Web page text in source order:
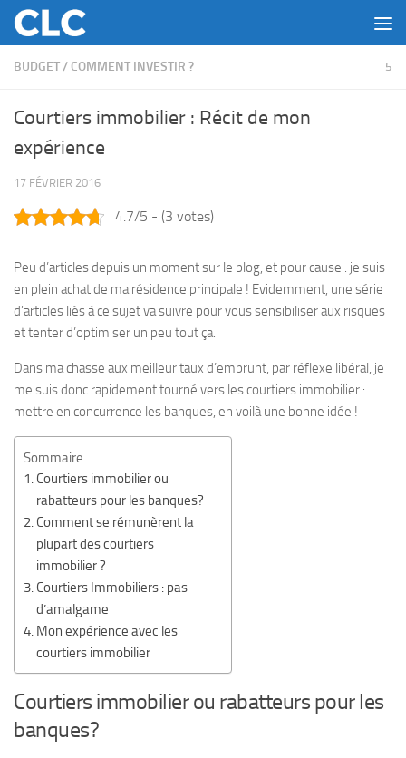
Skip to content
BUDGET/ COMMENT INVESTIR ? 5
Courtiers immobilier : Récit de mon
expérience
17 FÉVRIER 2016
4.7/5 - (3 votes)
Peu d’articles depuis un moment sur le blog, et pour cause : je suis
en plein achat de ma résidence principale ! Evidemment, une série
d’articles liés à ce sujet va suivre pour vous sensibiliser aux risques
et tenter d’optimiser un peu tout ça.
Dans ma chasse aux meilleur taux d’emprunt, par réflexe libéral, je
me suis donc rapidement tourné vers les courtiers immobilier :
mettre en concurrence les banques, en voilà une bonne idée !
Sommaire
Courtiers immobilier ou
rabatteurs pour les banques?
Comment se rémunèrent la
plupart des courtiers
immobilier ?
Courtiers Immobiliers : pas
d’amalgame
Mon expérience avec les
courtiers immobilier
Courtiers immobilier ou rabatteurs pour les
banques?